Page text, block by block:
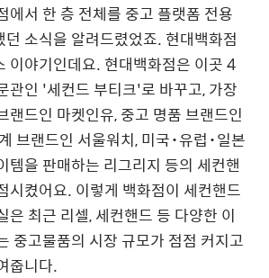
에서 한 층 전체를 중고 플랫폼 전용
소식을 알려드렸었죠. 현대백화점
이야기인데요. 현대백화점은 이곳 4
관인 '세컨드 부티크'로 바꾸고, 가장
랜드인 마켓인유, 중고 명품 브랜드인
브랜드인 서울워치, 미국·유럽·일본
템을 판매하는 리그리지 등의 세컨핸
시켰어요. 이렇게 백화점이 세컨핸드
은 최근 리셀, 세컨핸드 등 다양한 이
중고물품의 시장 규모가 점점 커지고
줍니다.